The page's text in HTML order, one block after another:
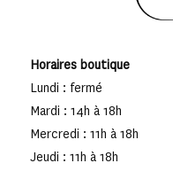
Horaires boutique
Lundi : fermé
Mardi : 14h à 18h
Mercredi : 11h à 18h
Jeudi : 11h à 18h